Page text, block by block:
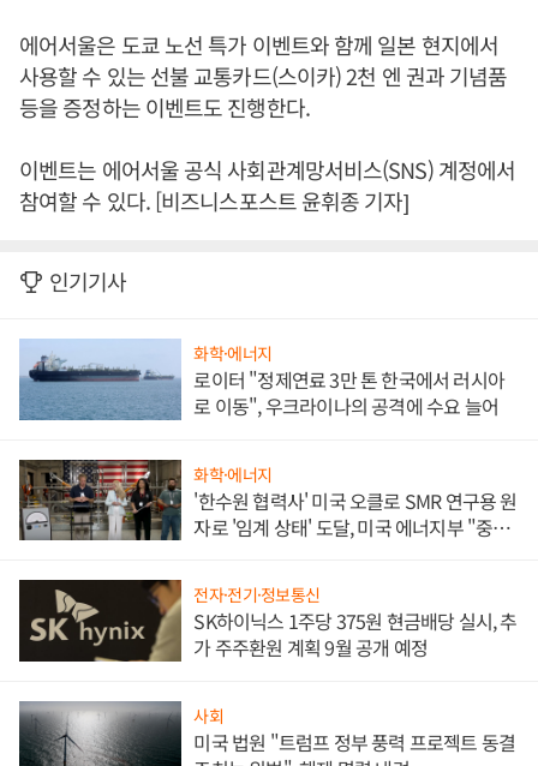
에어서울은 도쿄 노선 특가 이벤트와 함께 일본 현지에서
사용할 수 있는 선불 교통카드(스이카) 2천 엔 권과 기념품
등을 증정하는 이벤트도 진행한다.
이벤트는 에어서울 공식 사회관계망서비스(SNS) 계정에서
참여할 수 있다. [비즈니스포스트 윤휘종 기자]
인기기사
화학·에너지
로이터 "정제연료 3만 톤 한국에서 러시아
로 이동", 우크라이나의 공격에 수요 늘어
화학·에너지
'한수원 협력사' 미국 오클로 SMR 연구용 원
자로 '임계 상태' 도달, 미국 에너지부 "중요
전자·전기·정보통신
SK하이닉스 1주당 375원 현금배당 실시, 추
가 주주환원 계획 9월 공개 예정
사회
미국 법원 "트럼프 정부 풍력 프로젝트 동결